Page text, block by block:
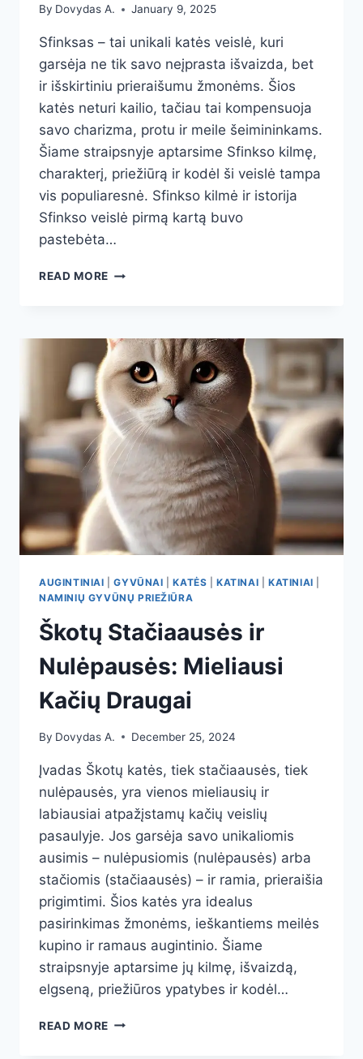
By Dovydas A. January 9, 2025
Sfinksas – tai unikali katės veislė, kuri
garsėja ne tik savo neįprasta išvaizda, bet
ir išskirtiniu prieraišumu žmonėms. Šios
katės neturi kailio, tačiau tai kompensuoja
savo charizma, protu ir meile šeimininkams.
Šiame straipsnyje aptarsime Sfinkso kilmę,
charakterį, priežiūrą ir kodėl ši veislė tampa
vis populiaresnė. Sfinkso kilmė ir istorija
Sfinkso veislė pirmą kartą buvo
pastebėta…
READ MORE SFINKSAI:
DIDELE
MEILE
ŽMONĖMS
AUGINTINIAI |GYVŪNAI |KATĖS |KATINAI |KATINIAI
NAMINIŲ GYVŪNŲ PRIEŽIŪRA
Škotų Stačiaausės ir
Nulėpausės: Mieliausi
Kačių Draugai
By Dovydas A. December 25, 2024
Įvadas Škotų katės, tiek stačiaausės, tiek
nulėpausės, yra vienos mieliausių ir
labiausiai atpažįstamų kačių veislių
pasaulyje. Jos garsėja savo unikaliomis
ausimis – nulėpusiomis (nulėpausės) arba
stačiomis (stačiaausės) – ir ramia, prieraišia
prigimtimi. Šios katės yra idealus
pasirinkimas žmonėms, ieškantiems meilės
kupino ir ramaus augintinio. Šiame
straipsnyje aptarsime jų kilmę, išvaizdą,
elgseną, priežiūros ypatybes ir kodėl…
READ MORE ŠKOTŲ